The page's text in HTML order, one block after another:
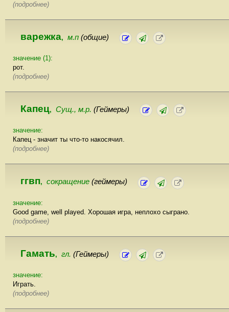
(подробнее)
варежка, м.п (общие)
значение (1):
рот.
(подробнее)
Капец, Сущ., м.р. (Геймеры)
значение:
Капец - значит ты что-то накосячил.
(подробнее)
ггвп, сокращение (геймеры)
значение:
Good game, well played. Хорошая игра, неплохо сыграно.
(подробнее)
Гамать, гл. (Геймеры)
значение:
Играть.
(подробнее)